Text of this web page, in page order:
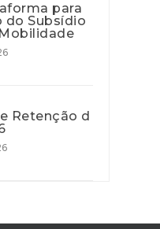
para
do Subsídio
Retenção d